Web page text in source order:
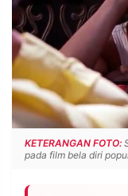
INFORMASI
PRIVACY
POLICY
INFORMASI
IKLAN
PENGADUAN
KETERANGAN FOTO:
pada film bela diri